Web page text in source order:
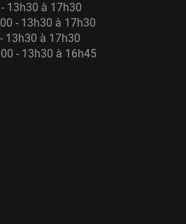
13h30 à 17h30
- 13h30 à 17h30
13h30 à 17h30
- 13h30 à 16h45